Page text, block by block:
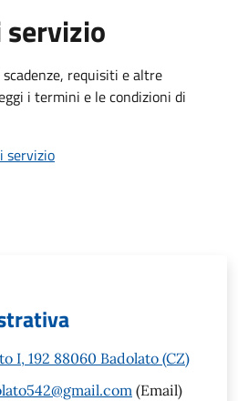
requisiti e altre
i termini e le condizioni di
servizio
I, 192 88060 Badolato (CZ)
(Email)